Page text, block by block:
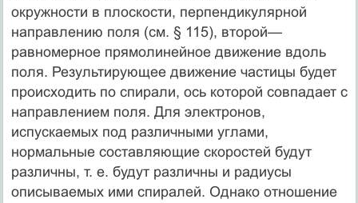
окружности в плоскости, перпендикулярной
направлению поля (см. § 115), второй—
равномерное прямолинейное движение вдоль
поля. Результирующее движение частицы будет
происходить по спирали, ось которой совпадает с
направлением поля. Для электронов,
испускаемых под различными углами,
нормальные составляющие скоростей будут
различны, т. е. будут различны и радиусы
описываемых ими спиралей. Однако отношение